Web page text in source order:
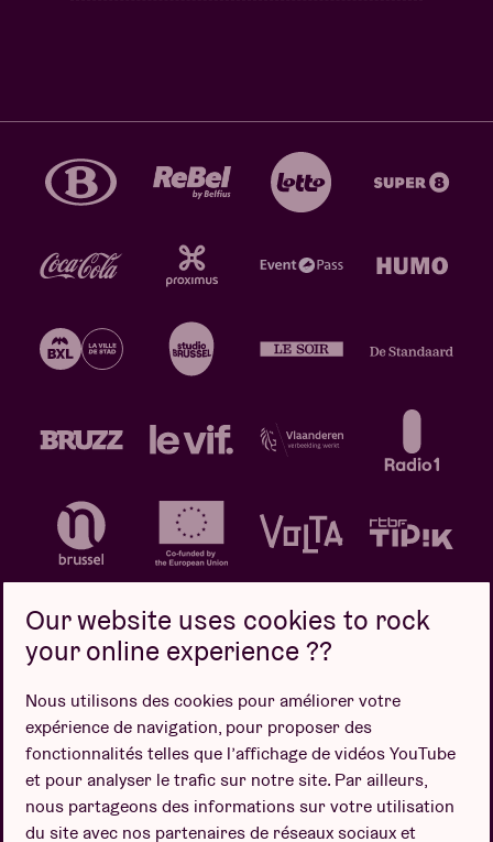
Politique de confidentialité
Politique de cookies
Conditions de vente
Design par
Our website uses cookies to rock
your online experience ??
Nous utilisons des cookies pour améliorer votre
expérience de navigation, pour proposer des
fonctionnalités telles que l’affichage de vidéos YouTube
et pour analyser le trafic sur notre site. Par ailleurs,
nous partageons des informations sur votre utilisation
du site avec nos partenaires de réseaux sociaux et